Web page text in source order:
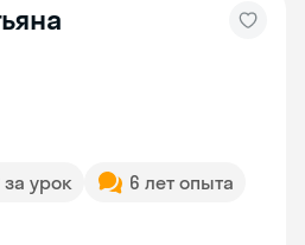
за урок
6 лет опыта